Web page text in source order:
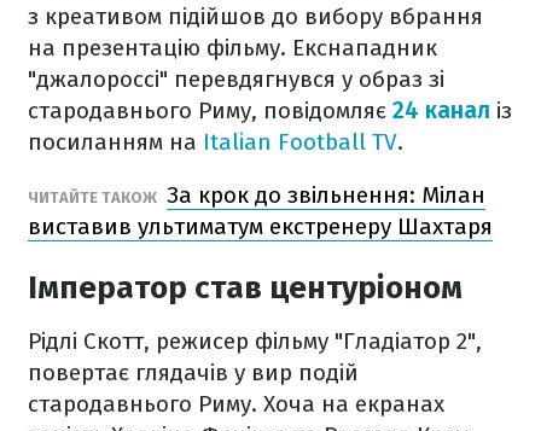
з креативом підійшов до вибору вбрання
на презентацію фільму. Екснападник
"джалороссі" перевдягнувся у образ зі
стародавнього Риму, повідомляє 24 канал із
посиланням на Italian Football TV.
ЧИТАЙТЕ ТАКОЖ За крок до звільнення: Мілан
виставив ультиматум екстренеру Шахтаря
Імператор став центуріоном
Рідлі Скотт, режисер фільму "Гладіатор 2",
повертає глядачів у вир подій
стародавнього Риму. Хоча на екранах